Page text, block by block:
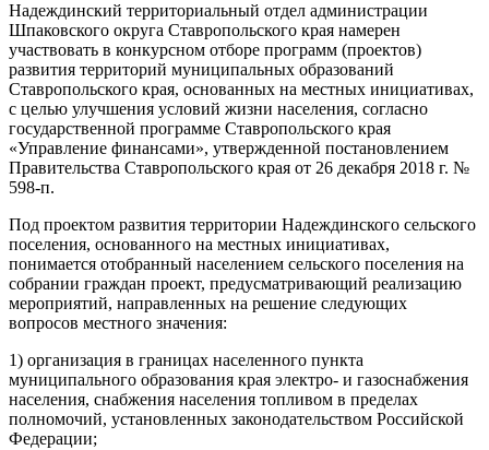
Надеждинский территориальный отдел администрации
Шпаковского округа Ставропольского края намерен
участвовать в конкурсном отборе программ (проектов)
развития территорий муниципальных образований
Ставропольского края, основанных на местных инициативах,
с целью улучшения условий жизни населения, согласно
государственной программе Ставропольского края
«Управление финансами», утвержденной постановлением
Правительства Ставропольского края от 26 декабря 2018 г. №
598-п.
Под проектом развития территории Надеждинского сельского
поселения, основанного на местных инициативах,
понимается отобранный населением сельского поселения на
собрании граждан проект, предусматривающий реализацию
мероприятий, направленных на решение следующих
вопросов местного значения:
1) организация в границах населенного пункта
муниципального образования края электро- и газоснабжения
населения, снабжения населения топливом в пределах
полномочий, установленных законодательством Российской
Федерации;